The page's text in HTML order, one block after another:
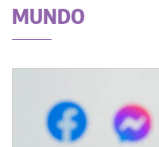
MUNDO